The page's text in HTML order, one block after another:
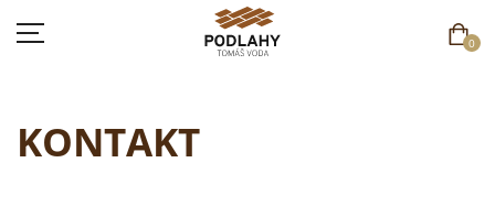
0
KONTAKT